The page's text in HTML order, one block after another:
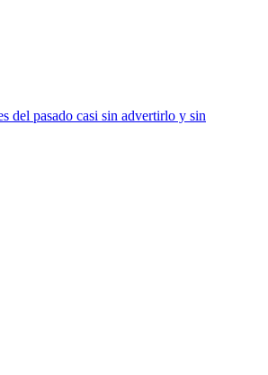
del pasado casi sin advertirlo y sin